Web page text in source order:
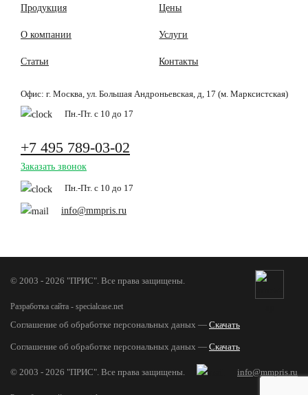
Продукция Цены
О компании Услуги
Статьи Контакты
Офис: г. Москва, ул. Большая Андроньевская, д, 17 (м. Марксистская)
Пн.-Пт. с 10 до 17
+7 495 789-03-02
Заказать звонок
Пн.-Пт. с 10 до 17
info@mmpris.ru
© 2003 - 2026 "ПРИС". Все права защищены.
Разработка сайта - specialcase.net
Соглашение об обработке персональных даных — Скачать
Соглашение об обработке персональных даных — Скачать
info@mmpris.ru
© 2003 - 2026 "ПРИС". Все права защищены.